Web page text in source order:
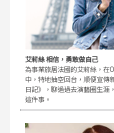
艾莉絲 相信，勇敢做自己
為事業旅居法國的艾莉絲，在
中，特地抽空回台，順便宣傳
日記》，聊過過去演藝圈生涯
這件事。